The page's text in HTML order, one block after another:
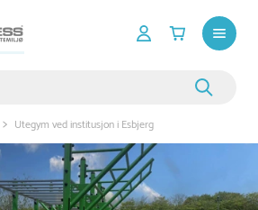
Utegym ved institusjon i Esbjerg